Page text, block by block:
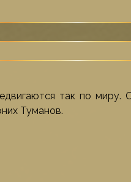
так по миру.
Туманов.